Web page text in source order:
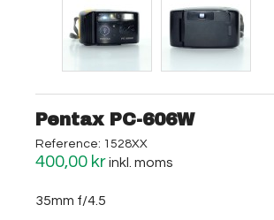
Pentax PC-606W
Reference: 1528XX
400,00 krinkl. moms
35mm f/4.5